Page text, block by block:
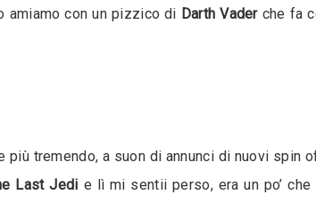
amiamo con un pizzico di Darth Vaderche fa
tremendo, a suon di annunci di nuovi spin
Last Jedi e lì mi sentii perso, era un po’ che